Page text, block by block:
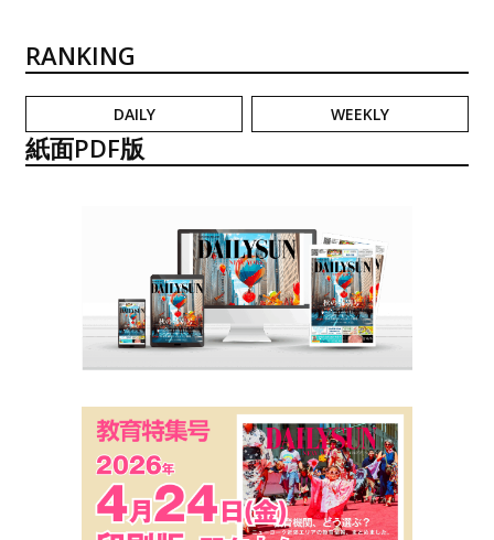
RANKING
DAILY WEEKLY
紙面PDF版